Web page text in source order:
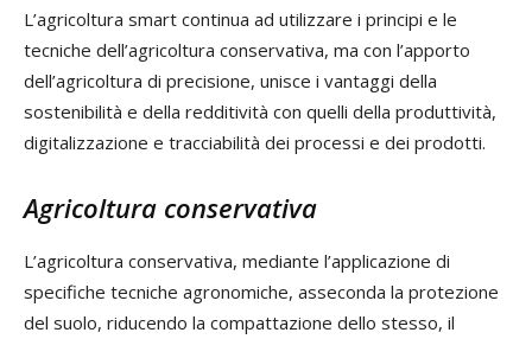
L’agricoltura smart continua ad utilizzare i principi e le
tecniche dell’agricoltura conservativa, ma con l’apporto
dell’agricoltura di precisione, unisce i vantaggi della
sostenibilità e della redditività con quelli della produttività,
digitalizzazione e tracciabilità dei processi e dei prodotti.
Agricoltura conservativa
L’agricoltura conservativa, mediante l’applicazione di
specifiche tecniche agronomiche, asseconda la protezione
del suolo, riducendo la compattazione dello stesso, il